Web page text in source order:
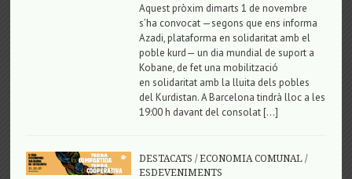
Aquest pròxim dimarts 1 de novembre
s’ha convocat —segons que ens informa
Azadi, plataforma en solidaritat amb el
poble kurd— un dia mundial de suport a
Kobane, de fet una mobilització
en solidaritat amb la lluita dels pobles
del Kurdistan. A Barcelona tindrà lloc a les
19:00 h davant del consolat […]
DESTACATS /ECONOMIA COMUNAL/
ESDEVENIMENTS